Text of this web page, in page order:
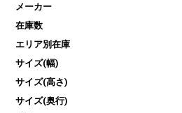
その他OA機器
コートハンガー・ポールハンガー
傘立て
食器棚・キッチンキャビネット
カタログスタンド
オフィスアクセサリーその他
カウンターテーブル
センターテーブル・サイドテーブル
ベンチ・スツール
ソファ
シェルフ
ダストボックス（ゴミ箱）
インテリア家具その他
冷蔵庫・洗濯機
空気清浄機・加湿器
液晶テレビ・モニター類
エアコン
掃除機
季節家電
メーカー
在庫数
エリア別在庫
サイズ(幅)
サイズ(高さ)
サイズ(奥行)